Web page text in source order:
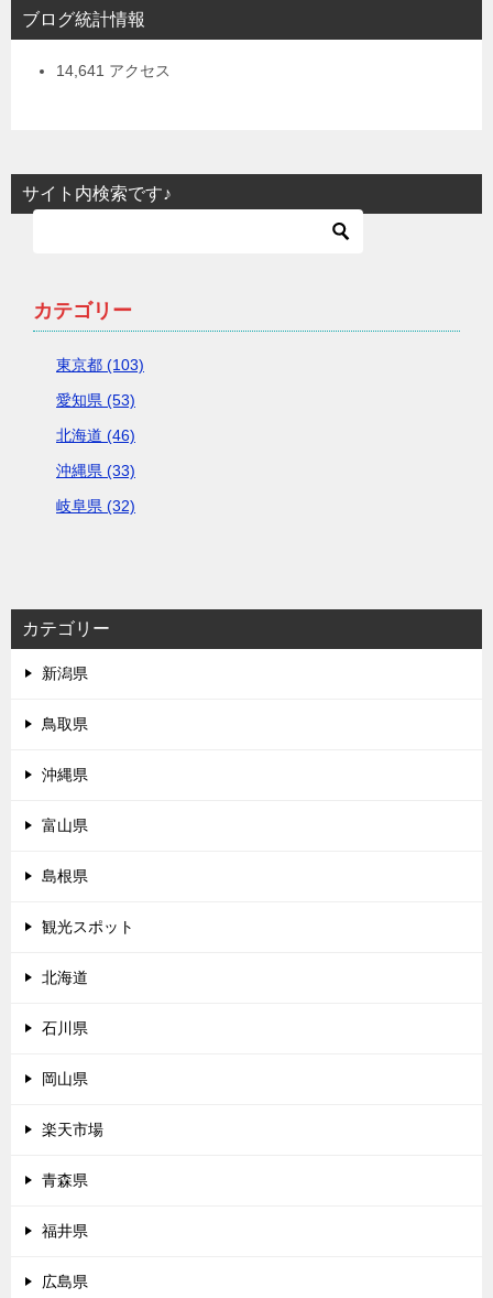
ブログ統計情報
14,641 アクセス
サイト内検索です♪
カテゴリー
東京都 (103)
愛知県 (53)
北海道 (46)
沖縄県 (33)
岐阜県 (32)
カテゴリー
新潟県
鳥取県
沖縄県
富山県
島根県
観光スポット
北海道
石川県
岡山県
楽天市場
青森県
福井県
広島県